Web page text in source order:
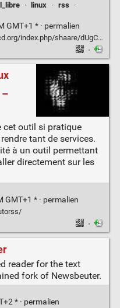
· linux · rss
·
GMT+1 * · permalien
index.php/shaare/dUgCxQ
·
–
cet outil si pratique
tant de services.
à un outil permettant
directement sur les
* · permalien
·
reader for the text
fork of Newsbeuter.
* · permalien